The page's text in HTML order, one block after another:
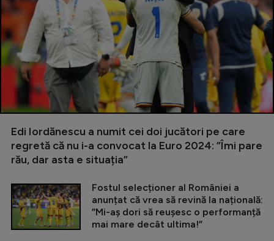
Edi Iordănescu a numit cei doi jucători pe care
regretă că nu i-a convocat la Euro 2024: ”Îmi pare
rău, dar asta e situația”
Fostul selecționer al României a
anunțat că vrea să revină la națională:
”Mi-aș dori să reușesc o performanță
mai mare decât ultima!”